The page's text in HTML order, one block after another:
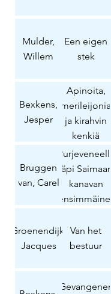
Mulder,
Willem
Een eigen
stek
Bexkens,
Jesper
Apinoita,
merileijonia
ja kirahvin
kenkiä
Bruggen
van, Carel
Purjeveneellä
läpi Saimaan
kanavan
(ensimmäinen
Groenendijk,
Jacques
Van het
bestuur
Gevangenen